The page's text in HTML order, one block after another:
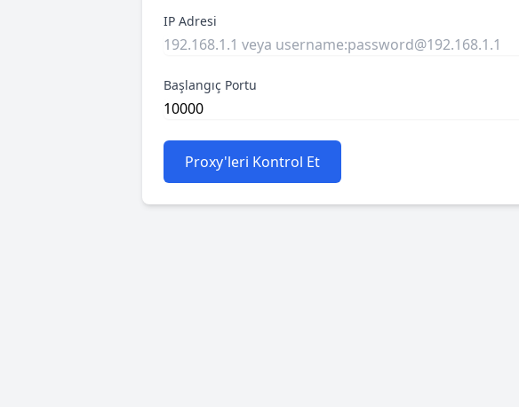
IP Adresi
Başlangıç Portu
Proxy'leri Kontrol Et